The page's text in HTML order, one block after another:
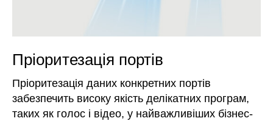
Пріоритезація портів
Пріоритезація даних конкретних портів
забезпечить високу якість делікатних програм,
таких як голос і відео, у найважливіших бізнес-